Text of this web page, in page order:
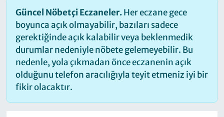
Güncel Nöbetçi Eczaneler.Her eczane gece
boyunca açık olmayabilir, bazıları sadece
gerektiğinde açık kalabilir veya beklenmedik
durumlar nedeniyle nöbete gelemeyebilir. Bu
nedenle, yola çıkmadan önce eczanenin açık
olduğunu telefon aracılığıyla teyit etmeniz iyi bir
fikir olacaktır.